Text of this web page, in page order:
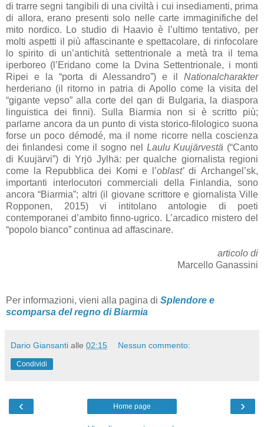
di trarre segni tangibili di una civiltà i cui insediamenti, prima
di allora, erano presenti solo nelle carte immaginifiche del
mito nordico. Lo studio di Haavio è l’ultimo tentativo, per
molti aspetti il più affascinante e spettacolare, di rinfocolare
lo spirito di un’antichità settentrionale a metà tra il tema
iperboreo (l’Eridano come la Dvina Settentrionale, i monti
Ripei e la “porta di Alessandro”) e il Nationalcharakter
herderiano (il ritorno in patria di Apollo come la visita del
“gigante vepso” alla corte del qan di Bulgaria, la diaspora
linguistica dei finni). Sulla Biarmia non si è scritto più;
parlarne ancora da un punto di vista storico-filologico suona
forse un poco démodé, ma il nome ricorre nella coscienza
dei finlandesi come il sogno nel Laulu Kuujärvestä (“Canto
di Kuujärvi”) di Yrjö Jylhä: per qualche giornalista regioni
come la Repubblica dei Komi e l’oblast’di Archangel’sk,
importanti interlocutori commerciali della Finlandia, sono
ancora “Biarmia”; altri (il giovane scrittore e giornalista Ville
Ropponen, 2015) vi intitolano antologie di poeti
contemporanei d’ambito finno-ugrico. L’arcadico mistero del
“popolo bianco” continua ad affascinare.
articolo di
Marcello Ganassini
Per informazioni, vieni alla pagina di Splendore e
scomparsa del regno di Biarmia
Dario Giansanti alle 02:15 Nessun commento:
Condividi
‹ ›
Home page